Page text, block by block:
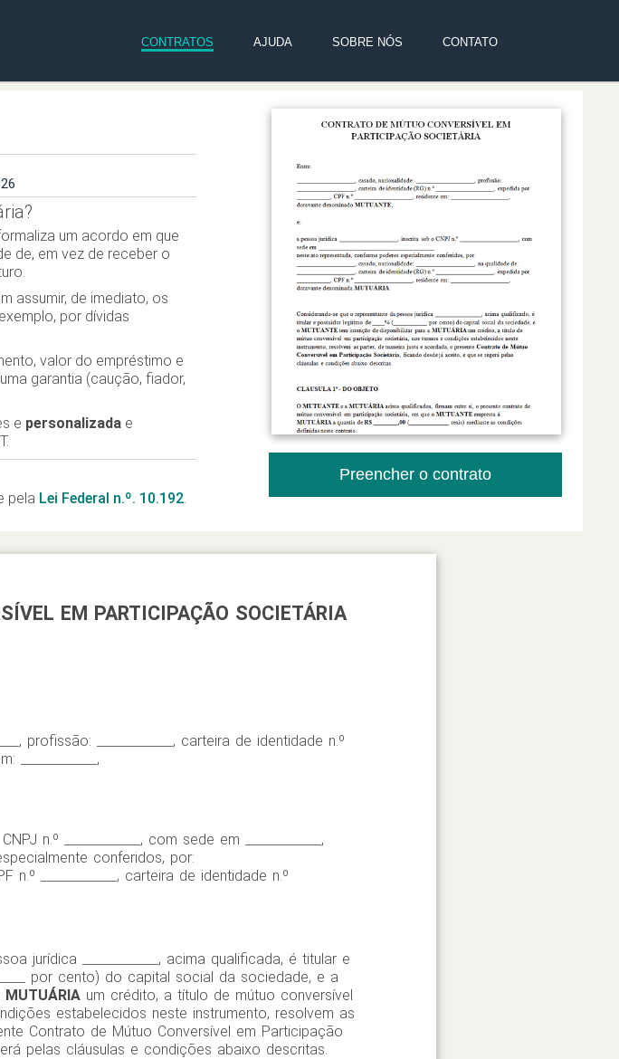
CONTRATOS AJUDA SOBRE NÓS CONTATO
Preencher o contrato
um acordo em que
de, em vez de receber o
assumir, de imediato, os
por dívidas
valor do empréstimo e
garantia (caução, fiador,
e personalizada e
pela Lei Federal n.º. 10.192.
EM PARTICIPAÇÃO SOCIETÁRIA
profissão: ____________, carteira de identidade n.º
____________,
n.º ____________, com sede em ____________,
conferidos, por:
n.º ____________, carteira de identidade n.º
jurídica ____________, acima qualificada, é titular e
por cento) do capital social da sociedade, e a
MUTUÁRIAum crédito, a título de mútuo conversível
estabelecidos neste instrumento, resolvem as
Contrato de Mútuo Conversível em Participação
pelas cláusulas e condições abaixo descritas.